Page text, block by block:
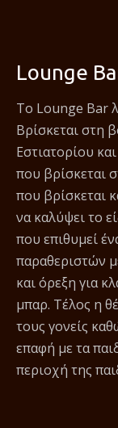
Lounge
Το Lounge Bar
Βρίσκεται στη
Εστιατορίου
που βρίσκεται
που βρίσκεται
να καλύψει το
που επιθυμεί
παραθεριστών
και όρεξη για
μπαρ. Τέλος η
τους γονείς
επαφή με τα
περιοχή της